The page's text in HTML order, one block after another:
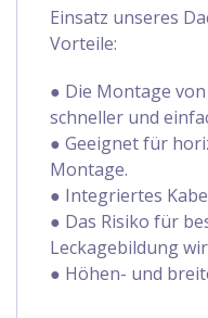
Einsatz unseres
Vorteile:
● Die Montage
schneller und
● Geeignet für
Montage.
● Integriertes
● Das Risiko für
Leckagebildung
● Höhen- und